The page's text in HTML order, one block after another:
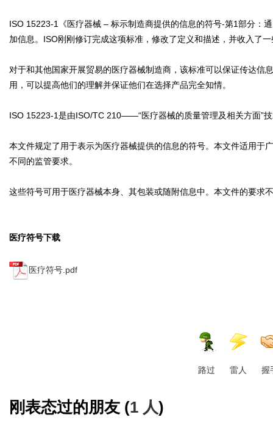
ISO 15223-1《医疗器械 – 标示制造商提供的信息的符号-第1部分：
加信息。ISO刚刚修订完成这项标准，修改了定义和描述，并收入了
对于和其他国家开展贸易的医疗器械制造商，该标准可以保证传达
用，可以提高他们的理解并保证他们在选择产品完全知情。
ISO 15223-1是由ISO/TC 210——“医疗器械的质量管理及相关方面”
本文件规定了用于表示为医疗器械提供的信息的符号。本文件适用于
不同的监管要求。
这些符号可用于医疗器械本身、其包装或随附信息中。本文件的要求
医疗符号下载
医疗符号.pdf
路过 雷人 握
刚表态过的朋友 (1 人)